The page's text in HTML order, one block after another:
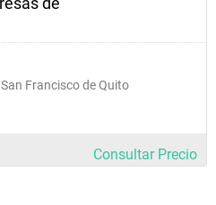
Francisco de Quito
Consultar Precio